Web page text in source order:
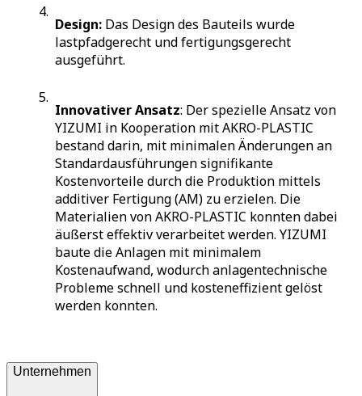
Design: Das Design des Bauteils wurde
lastpfadgerecht und fertigungsgerecht
ausgeführt.
Innovativer Ansatz: Der spezielle Ansatz von
YIZUMI in Kooperation mit AKRO-PLASTIC
bestand darin, mit minimalen Änderungen an
Standardausführungen signifikante
Kostenvorteile durch die Produktion mittels
additiver Fertigung (AM) zu erzielen. Die
Materialien von AKRO-PLASTIC konnten dabei
äußerst effektiv verarbeitet werden. YIZUMI
baute die Anlagen mit minimalem
Kostenaufwand, wodurch anlagentechnische
Probleme schnell und kosteneffizient gelöst
werden konnten.
Unternehmen